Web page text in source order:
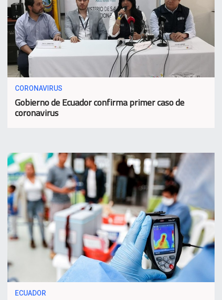
CORONAVIRUS
Gobierno de Ecuador confirma primer caso de
coronavirus
ECUADOR